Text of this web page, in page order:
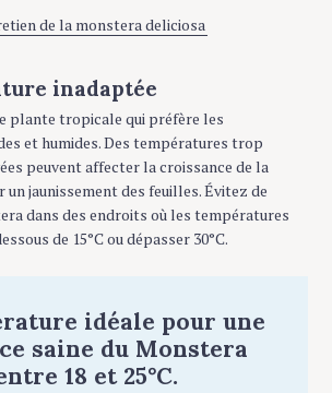
de la monstera deliciosa
inadaptée
plante tropicale qui préfère les
et humides. Des températures trop
peuvent affecter la croissance de la
jaunissement des feuilles. Évitez de
dans des endroits où les températures
de 15°C ou dépasser 30°C.
idéale pour une
saine du Monstera
18 et 25°C.